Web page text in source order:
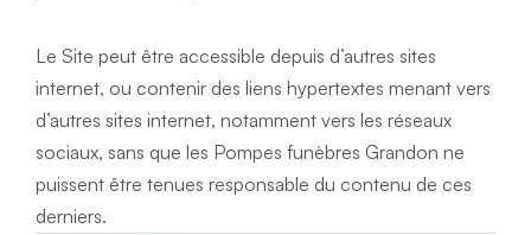
Le Site peut être accessible depuis d’autres sites
internet, ou contenir des liens hypertextes menant vers
d’autres sites internet, notamment vers les réseaux
sociaux, sans que les Pompes funèbres Grandon ne
puissent être tenues responsable du contenu de ces
derniers.